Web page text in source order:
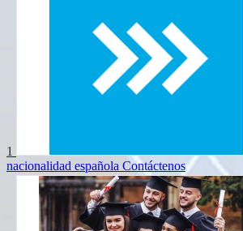
1
nacionalidad española Contáctenos